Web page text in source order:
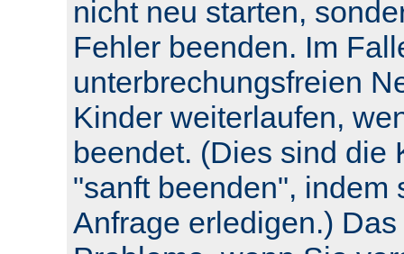
nicht neu starten,
Fehler beenden. Im
unterbrechungsfreien
Kinder weiterlaufen,
beendet. (Dies sind die
"sanft beenden", indem
Anfrage erledigen.)